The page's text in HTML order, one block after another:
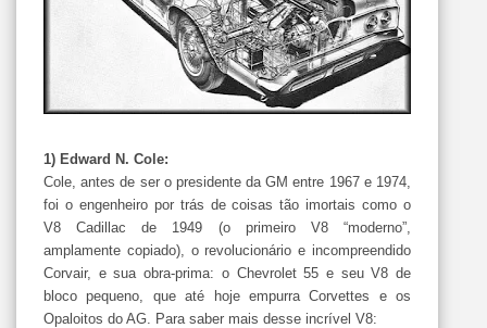
1) Edward N. Cole:
Cole, antes de ser o presidente da GM entre 1967 e 1974,
foi o engenheiro por trás de coisas tão imortais como o
V8 Cadillac de 1949 (o primeiro V8 “moderno”,
amplamente copiado), o revolucionário e incompreendido
Corvair, e sua obra-prima: o Chevrolet 55 e seu V8 de
bloco pequeno, que até hoje empurra Corvettes e os
Opaloitos do AG. Para saber mais desse incrível V8: